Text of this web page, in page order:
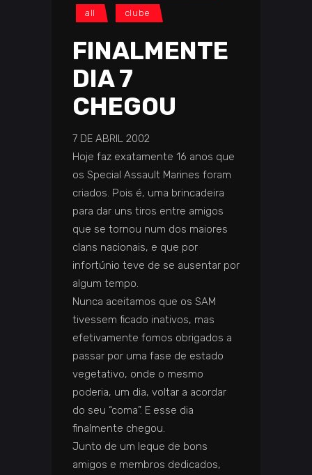
all clube
FINALMENTE
DIA 7
CHEGOU
7 DE ABRIL 2002
Hoje faz exatamente 16 anos que
os Special Assault Marines foram
criados. Pois é, uma brincadeira
para dar uns tiros entre amigos
que se tornou num dos maiores
clans nacionais, e que por
infortúnio teve de se ausentar por
algum tempo.
Nunca aceitamos que os SAM
tivessem ficado inativos, mas
efetivamente fomos obrigados a
passar por uma fase de estado
vegetativo, onde o mesmo
poderia, um dia, voltar a acordar
do seu “coma”. E esse dia
finalmente chegou.
Junto de um leque de bons
amigos e membros dedicados,